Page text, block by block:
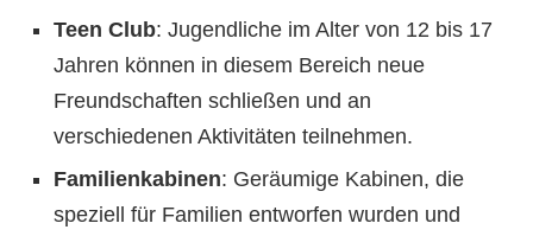
Teen Club: Jugendliche im Alter von 12 bis 17
Jahren können in diesem Bereich neue
Freundschaften schließen und an
verschiedenen Aktivitäten teilnehmen.
Familienkabinen: Geräumige Kabinen, die
speziell für Familien entworfen wurden und